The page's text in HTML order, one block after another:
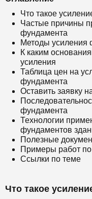
Что такое
Частые причины
фундамента
Методы усиления
К каким
усиления
Таблица цен на
фундамента
Оставить заявку
фундамента
Технологии
фундаментов
Полезные
Примеры работ
Ссылки по теме
Что такое